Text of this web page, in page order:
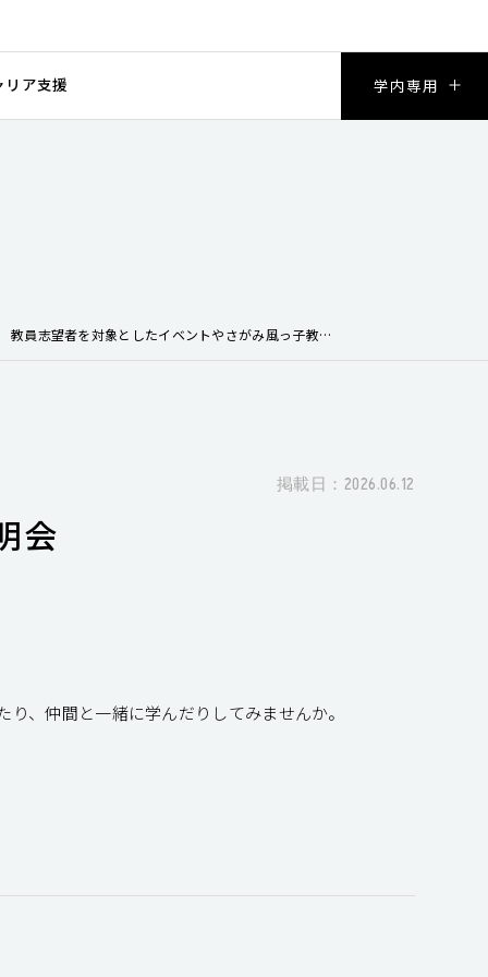
リア支援 学内専用
教員志望者を対象としたイベントやさがみ風っ子教師塾説明会
掲載日：2026.06.12
会
、仲間と一緒に学んだりしてみませんか。